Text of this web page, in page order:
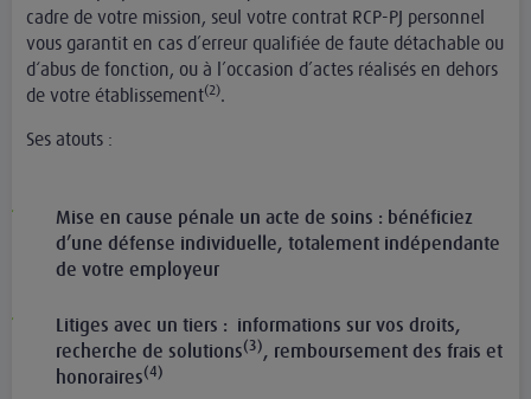
cadre de votre mission, seul votre contrat RCP-PJ personnel
vous garantit en cas d’erreur qualifiée de faute détachable ou
d‘abus de fonction, ou à l’occasion d’actes réalisés en dehors
de votre établissement(2).
Ses atouts :
Mise en cause pénale un acte de soins : bénéficiez
d’une défense individuelle, totalement indépendante
de votre employeur
Litiges avec un tiers : informations sur vos droits,
recherche de solutions(3), remboursement des frais et
honoraires(4)